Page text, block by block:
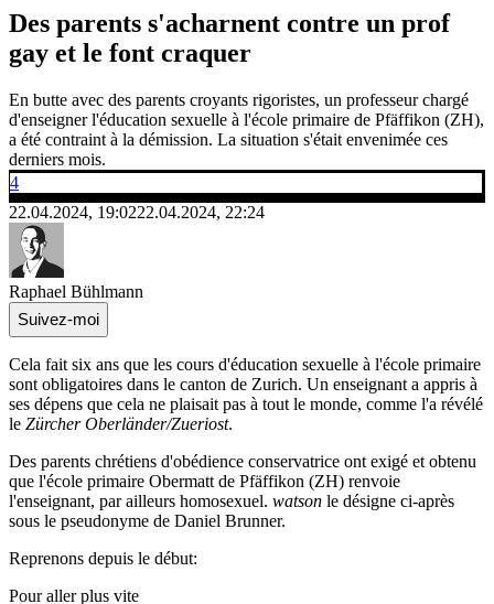
Des parents s'acharnent contre un prof
gay et le font craquer
En butte avec des parents croyants rigoristes, un professeur chargé
d'enseigner l'éducation sexuelle à l'école primaire de Pfäffikon (ZH),
a été contraint à la démission. La situation s'était envenimée ces
derniers mois.
4
22.04.2024, 19:0222.04.2024, 22:24
Raphael Bühlmann
Suivez-moi
Cela fait six ans que les cours d'éducation sexuelle à l'école primaire
sont obligatoires dans le canton de Zurich. Un enseignant a appris à
ses dépens que cela ne plaisait pas à tout le monde, comme l'a révélé
le Zürcher Oberländer/Zueriost.
Des parents chrétiens d'obédience conservatrice ont exigé et obtenu
que l'école primaire Obermatt de Pfäffikon (ZH) renvoie
l'enseignant, par ailleurs homosexuel. watson le désigne ci-après
sous le pseudonyme de Daniel Brunner.
Reprenons depuis le début:
Pour aller plus vite